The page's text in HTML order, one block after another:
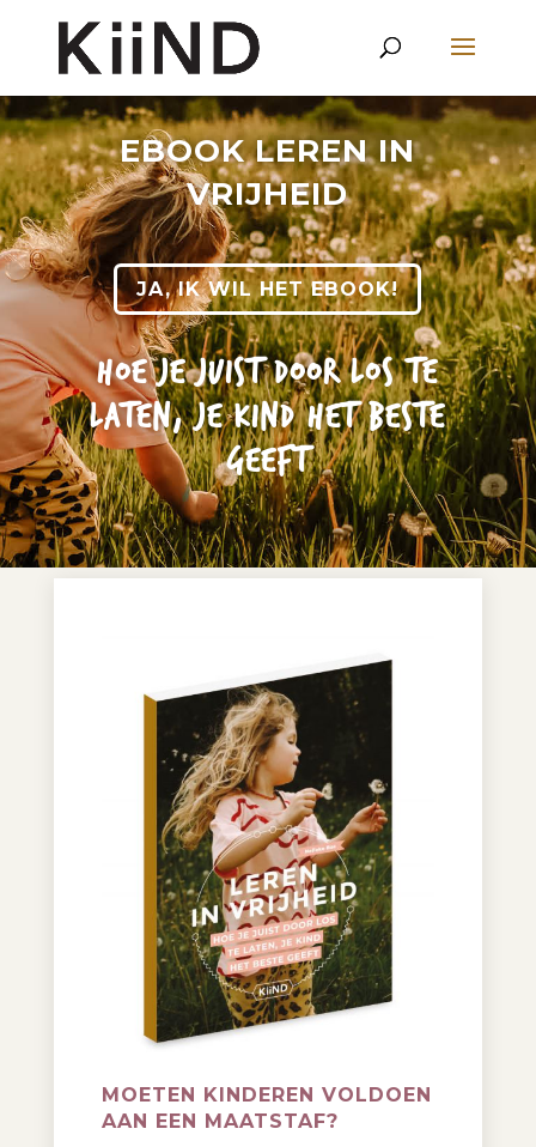
EBOOK LEREN IN
VRIJHEID
JA, IK WIL HET EBOOK!
HOE JE JUIST DOOR LOS TE
LATEN, JE KIND HET BESTE
GEEFT
MOETEN KINDEREN VOLDOEN
AAN EEN MAATSTAF?